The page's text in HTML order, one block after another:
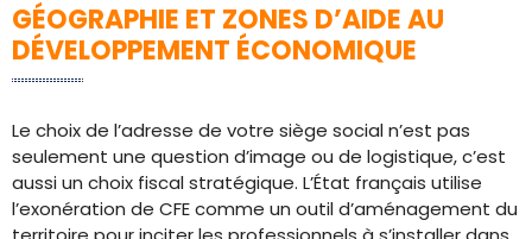
GÉOGRAPHIE ET ZONES D’AIDE AU
DÉVELOPPEMENT ÉCONOMIQUE
Le choix de l’adresse de votre siège social n’est pas
seulement une question d’image ou de logistique, c’est
aussi un choix fiscal stratégique. L’État français utilise
l’exonération de CFE comme un outil d’aménagement du